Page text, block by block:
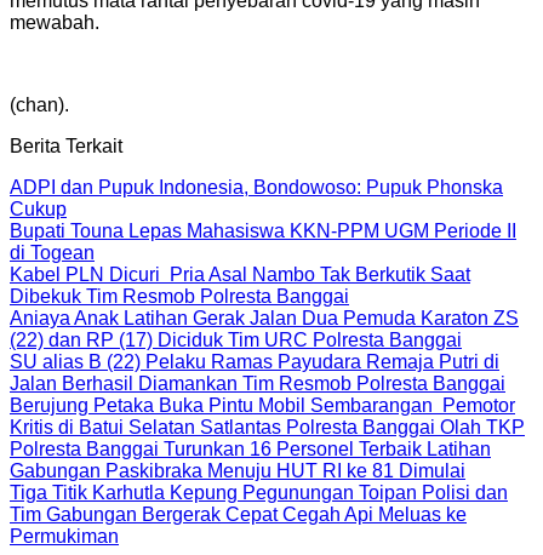
mewabah.
(chan).
Berita Terkait
ADPI dan Pupuk Indonesia, Bondowoso: Pupuk Phonska
Cukup
Bupati Touna Lepas Mahasiswa KKN-PPM UGM Periode II
di Togean
Kabel PLN Dicuri Pria Asal Nambo Tak Berkutik Saat
Dibekuk Tim Resmob Polresta Banggai
Aniaya Anak Latihan Gerak Jalan Dua Pemuda Karaton ZS
(22) dan RP (17) Diciduk Tim URC Polresta Banggai
SU alias B (22) Pelaku Ramas Payudara Remaja Putri di
Jalan Berhasil Diamankan Tim Resmob Polresta Banggai
Berujung Petaka Buka Pintu Mobil Sembarangan Pemotor
Kritis di Batui Selatan Satlantas Polresta Banggai Olah TKP
Polresta Banggai Turunkan 16 Personel Terbaik Latihan
Gabungan Paskibraka Menuju HUT RI ke 81 Dimulai
Tiga Titik Karhutla Kepung Pegunungan Toipan Polisi dan
Tim Gabungan Bergerak Cepat Cegah Api Meluas ke
Permukiman